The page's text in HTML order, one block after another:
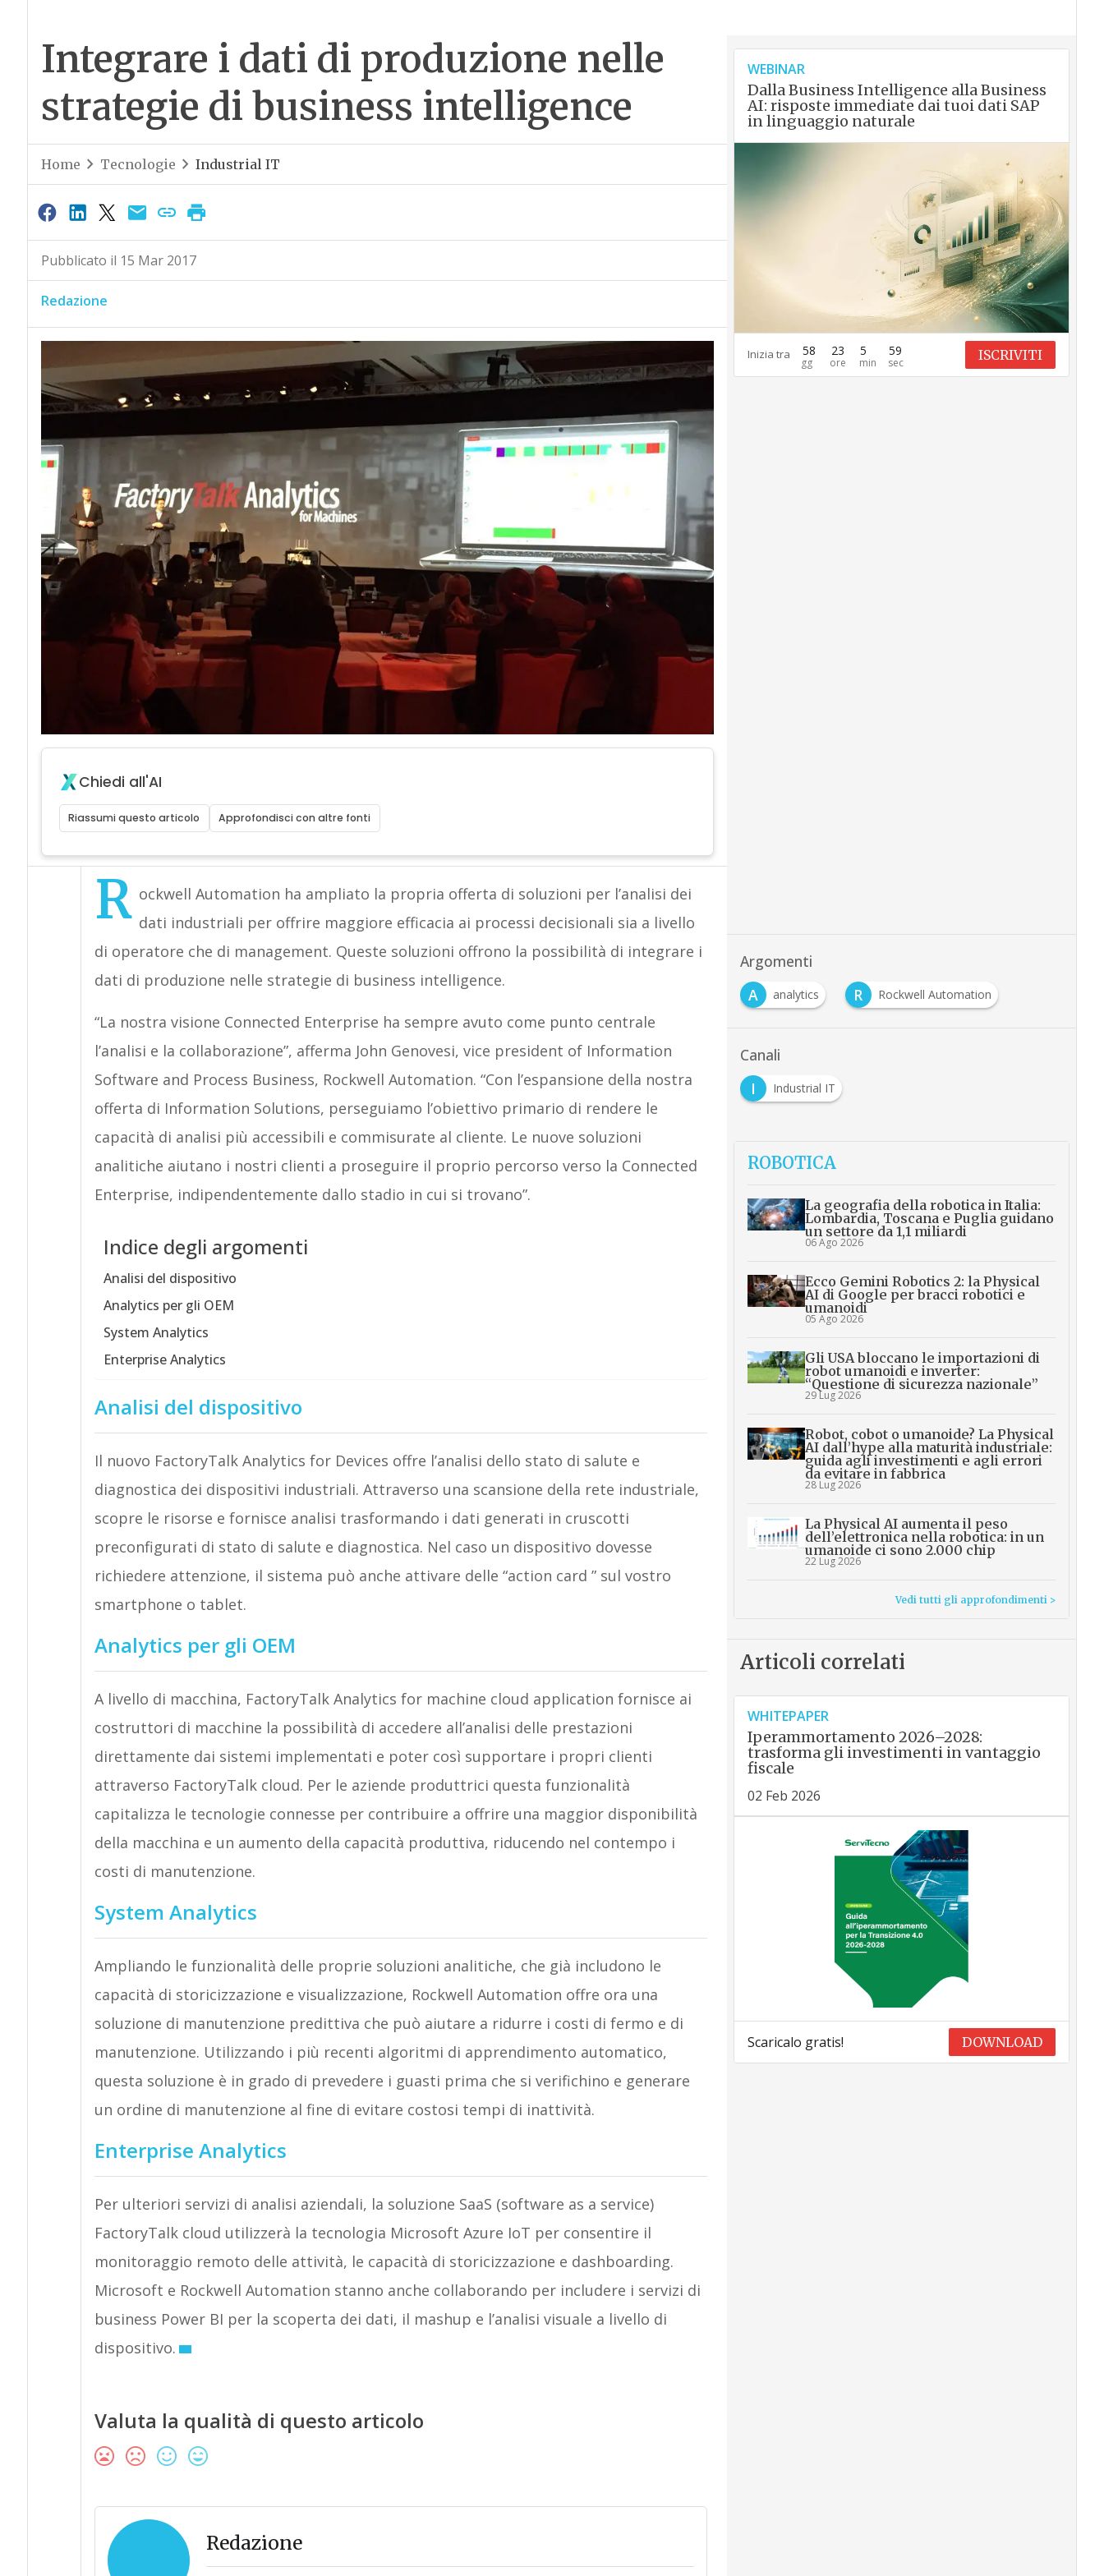
Integrare i dati di produzione nelle
strategie di business intelligence
Home Tecnologie Industrial IT
Pubblicato il 15 Mar 2017
Redazione
Chiedi all'AI
Riassumi questo articolo Approfondisci con altre fonti
R ockwell Automation ha ampliato la propria offerta di soluzioni per l’analisi dei
dati industriali per offrire maggiore efficacia ai processi decisionali sia a livello
di operatore che di management. Queste soluzioni offrono la possibilità di integrare i
dati di produzione nelle strategie di business intelligence.
“La nostra visione Connected Enterprise ha sempre avuto come punto centrale
l’analisi e la collaborazione”, afferma John Genovesi, vice president of Information
Software and Process Business, Rockwell Automation. “Con l’espansione della nostra
offerta di Information Solutions, perseguiamo l’obiettivo primario di rendere le
capacità di analisi più accessibili e commisurate al cliente. Le nuove soluzioni
analitiche aiutano i nostri clienti a proseguire il proprio percorso verso la Connected
Enterprise, indipendentemente dallo stadio in cui si trovano”.
Indice degli argomenti
Analisi del dispositivo
Analytics per gli OEM
System Analytics
Enterprise Analytics
Analisi del dispositivo
Il nuovo FactoryTalk Analytics for Devices offre l’analisi dello stato di salute e
diagnostica dei dispositivi industriali. Attraverso una scansione della rete industriale,
scopre le risorse e fornisce analisi trasformando i dati generati in cruscotti
preconfigurati di stato di salute e diagnostica. Nel caso un dispositivo dovesse
richiedere attenzione, il sistema può anche attivare delle “action card ” sul vostro
smartphone o tablet.
Analytics per gli OEM
A livello di macchina, FactoryTalk Analytics for machine cloud application fornisce ai
costruttori di macchine la possibilità di accedere all’analisi delle prestazioni
direttamente dai sistemi implementati e poter così supportare i propri clienti
attraverso FactoryTalk cloud. Per le aziende produttrici questa funzionalità
capitalizza le tecnologie connesse per contribuire a offrire una maggior disponibilità
della macchina e un aumento della capacità produttiva, riducendo nel contempo i
costi di manutenzione.
System Analytics
Ampliando le funzionalità delle proprie soluzioni analitiche, che già includono le
capacità di storicizzazione e visualizzazione, Rockwell Automation offre ora una
soluzione di manutenzione predittiva che può aiutare a ridurre i costi di fermo e di
manutenzione. Utilizzando i più recenti algoritmi di apprendimento automatico,
questa soluzione è in grado di prevedere i guasti prima che si verifichino e generare
un ordine di manutenzione al fine di evitare costosi tempi di inattività.
Enterprise Analytics
Per ulteriori servizi di analisi aziendali, la soluzione SaaS (software as a service)
FactoryTalk cloud utilizzerà la tecnologia Microsoft Azure IoT per consentire il
monitoraggio remoto delle attività, le capacità di storicizzazione e dashboarding.
Microsoft e Rockwell Automation stanno anche collaborando per includere i servizi di
business Power BI per la scoperta dei dati, il mashup e l’analisi visuale a livello di
dispositivo.
Valuta la qualità di questo articolo
Redazione
WEBINAR
Dalla Business Intelligence alla Business
AI: risposte immediate dai tuoi dati SAP
in linguaggio naturale
Inizia tra 58 23 5 58 ISCRIVITI
Argomenti
A
analytics R Rockwell Automation
Canali
I
Industrial IT
ROBOTICA
La geografia della robotica in Italia:
Lombardia, Toscana e Puglia guidano
un settore da 1,1 miliardi
06 Ago 2026
Ecco Gemini Robotics 2: la Physical
AI di Google per bracci robotici e
umanoidi
05 Ago 2026
Gli USA bloccano le importazioni di
robot umanoidi e inverter:
“Questione di sicurezza nazionale”
29 Lug 2026
Robot, cobot o umanoide? La Physical
AI dall’hype alla maturità industriale:
guida agli investimenti e agli errori
da evitare in fabbrica
28 Lug 2026
La Physical AI aumenta il peso
dell’elettronica nella robotica: in un
umanoide ci sono 2.000 chip
22 Lug 2026
Vedi tutti gli approfondimenti >
Articoli correlati
WHITEPAPER
Iperammortamento 2026–2028:
trasforma gli investimenti in vantaggio
fiscale
02 Feb 2026
Scaricalo gratis! DOWNLOAD